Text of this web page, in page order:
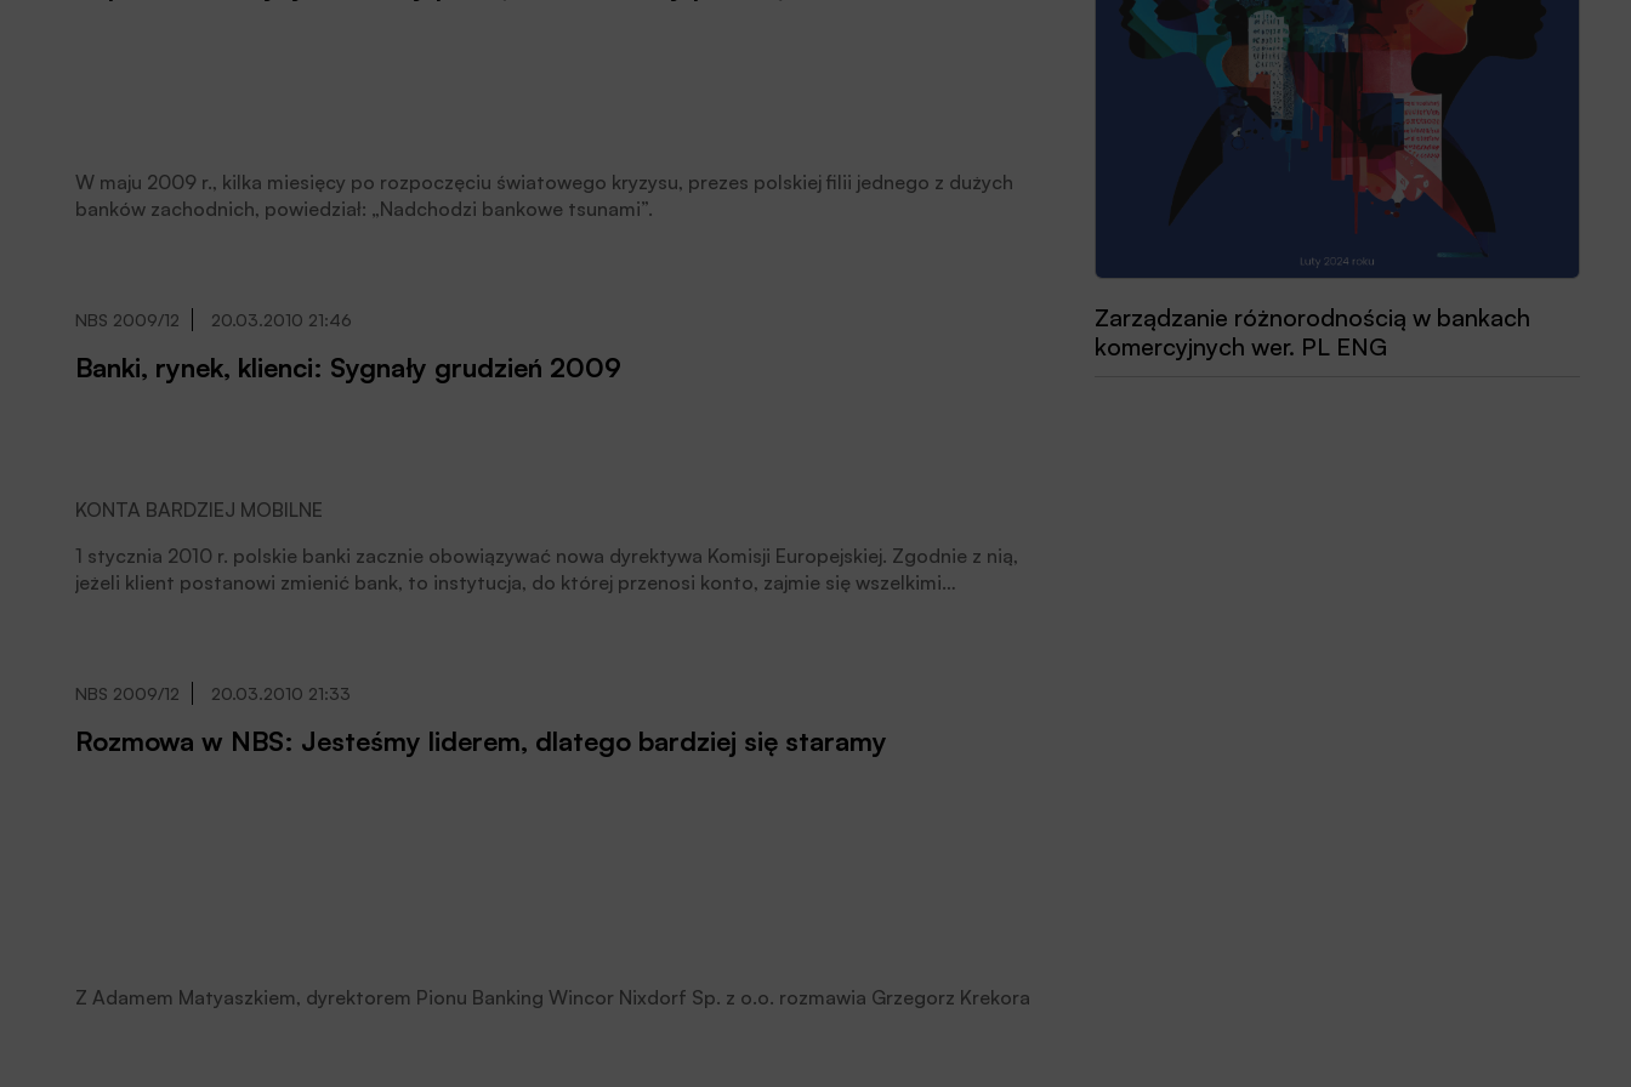
W maju 2009 r., kilka miesięcy po rozpoczęciu światowego kryzysu, prezes polskiej filii jednego z dużych
banków zachodnich, powiedział: „Nadchodzi bankowe tsunami”.
NBS 2009/12 20.03.2010 21:46
Banki, rynek, klienci: Sygnały grudzień 2009
KONTA BARDZIEJ MOBILNE
1 stycznia 2010 r. polskie banki zacznie obowiązywać nowa dyrektywa Komisji Europejskiej. Zgodnie z nią,
jeżeli klient postanowi zmienić bank, to instytucja, do której przenosi konto, zajmie się wszelkimi
NBS 2009/12 20.03.2010 21:33
Rozmowa w NBS: Jesteśmy liderem, dlatego bardziej się staramy
Z Adamem Matyaszkiem, dyrektorem Pionu Banking Wincor Nixdorf Sp. z o.o. rozmawia Grzegorz Krekora
Zarządzanie różnorodnością w bankach
komercyjnych wer. PL ENG
Przewodnik dobrych praktyk 2025